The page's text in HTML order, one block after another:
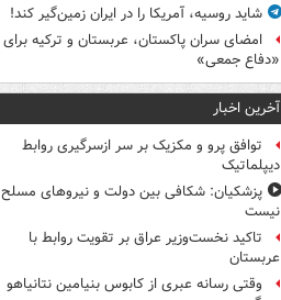
شاید روسیه، آمریکا را در ایران زمین‌گیر کند!
امضای سران پاکستان، عربستان و ترکیه برای
«دفاع جمعی»
آخرین اخبار
توافق پرو و مکزیک بر سر ازسرگیری روابط
دیپلماتیک
پزشکیان: شکافی بین دولت و نیروهای مسلح
نیست
تاکید نخست‌وزیر عراق بر تقویت روابط با
عربستان
وقتی رسانه عبری از کابوس بنیامین نتانیاهو